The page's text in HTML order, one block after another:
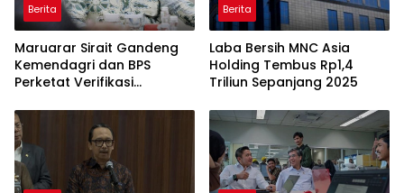
Berita
Maruarar Sirait Gandeng
Kemendagri dan BPS
Perketat Verifikasi
Rumah BSPS
Berita
Laba Bersih MNC Asia
Holding Tembus Rp1,4
Triliun Sepanjang 2025